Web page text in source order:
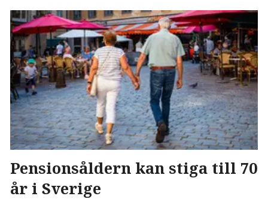
Pensionsåldern kan stiga till 70
år i Sverige